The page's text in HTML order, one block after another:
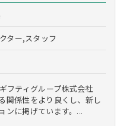
ター,スタッフ
フティグループ株式会社
関係性をより良くし、新し
ンに掲げています。...